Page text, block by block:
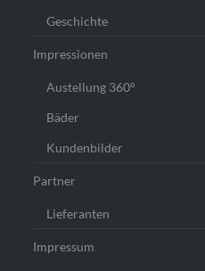
Geschichte
Impressionen
Austellung 360°
Bäder
Kundenbilder
Partner
Lieferanten
Impressum